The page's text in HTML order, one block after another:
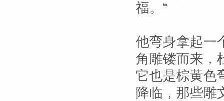
福。“
他弯身拿起一
角雕镂而来，
它也是棕黄色
降临，那些雕